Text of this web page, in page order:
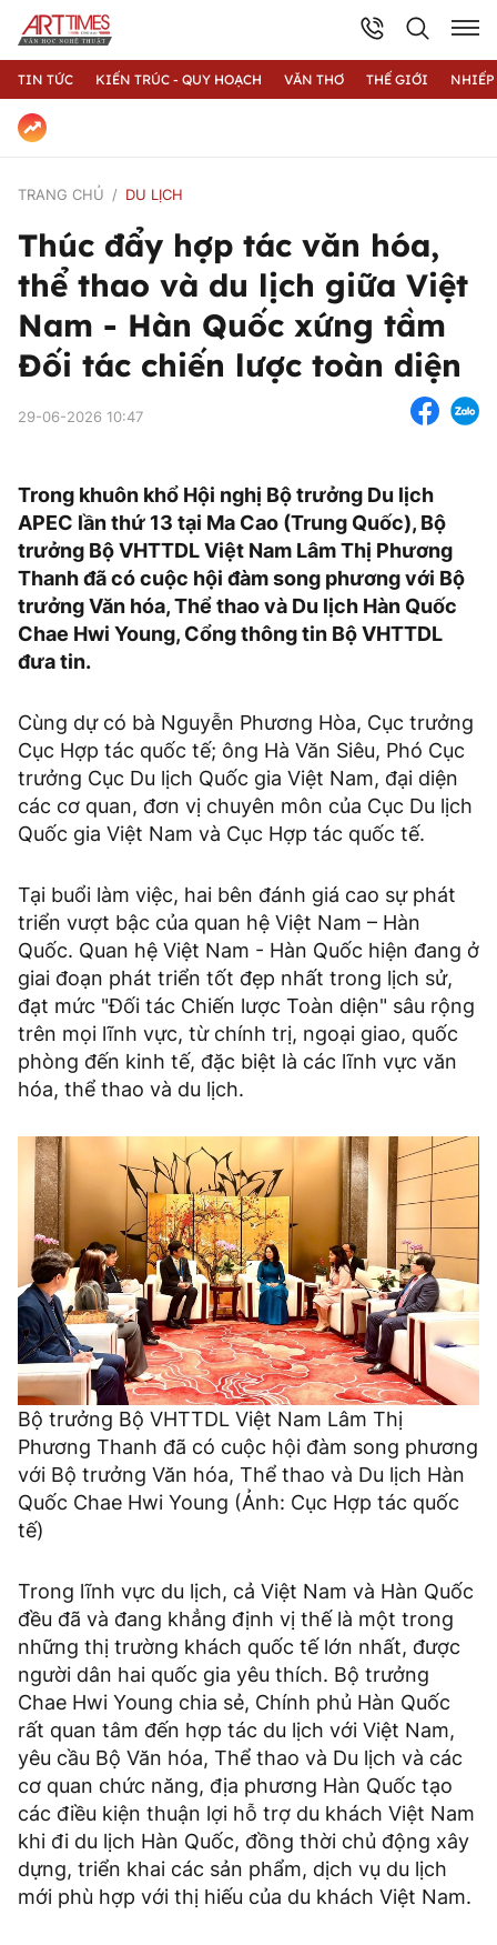
TIN TỨC KIẾN TRÚC - QUY HOẠCH VĂN THƠ THẾ GIỚI
TRANG CHỦ DU LỊCH
Thúc đẩy hợp tác văn hóa,
thể thao và du lịch giữa Việt
Nam - Hàn Quốc xứng tầm
Đối tác chiến lược toàn diện
29-06-2026 10:47
Trong khuôn khổ Hội nghị Bộ trưởng Du lịch
APEC lần thứ 13 tại Ma Cao (Trung Quốc), Bộ
trưởng Bộ VHTTDL Việt Nam Lâm Thị Phương
Thanh đã có cuộc hội đàm song phương với Bộ
trưởng Văn hóa, Thể thao và Du lịch Hàn Quốc
Chae Hwi Young, Cổng thông tin Bộ VHTTDL
đưa tin.
Cùng dự có bà Nguyễn Phương Hòa, Cục trưởng
Cục Hợp tác quốc tế; ông Hà Văn Siêu, Phó Cục
trưởng Cục Du lịch Quốc gia Việt Nam, đại diện
các cơ quan, đơn vị chuyên môn của Cục Du lịch
Quốc gia Việt Nam và Cục Hợp tác quốc tế.
Tại buổi làm việc, hai bên đánh giá cao sự phát
triển vượt bậc của quan hệ Việt Nam – Hàn
Quốc. Quan hệ Việt Nam - Hàn Quốc hiện đang ở
giai đoạn phát triển tốt đẹp nhất trong lịch sử,
đạt mức "Đối tác Chiến lược Toàn diện" sâu rộng
trên mọi lĩnh vực, từ chính trị, ngoại giao, quốc
phòng đến kinh tế, đặc biệt là các lĩnh vực văn
hóa, thể thao và du lịch.
Bộ trưởng Bộ VHTTDL Việt Nam Lâm Thị
Phương Thanh đã có cuộc hội đàm song phương
với Bộ trưởng Văn hóa, Thể thao và Du lịch Hàn
Quốc Chae Hwi Young (Ảnh: Cục Hợp tác quốc
tế)
Trong lĩnh vực du lịch, cả Việt Nam và Hàn Quốc
đều đã và đang khẳng định vị thế là một trong
những thị trường khách quốc tế lớn nhất, được
người dân hai quốc gia yêu thích. Bộ trưởng
Chae Hwi Young chia sẻ, Chính phủ Hàn Quốc
rất quan tâm đến hợp tác du lịch với Việt Nam,
yêu cầu Bộ Văn hóa, Thể thao và Du lịch và các
cơ quan chức năng, địa phương Hàn Quốc tạo
các điều kiện thuận lợi hỗ trợ du khách Việt Nam
khi đi du lịch Hàn Quốc, đồng thời chủ động xây
dựng, triển khai các sản phẩm, dịch vụ du lịch
mới phù hợp với thị hiếu của du khách Việt Nam.